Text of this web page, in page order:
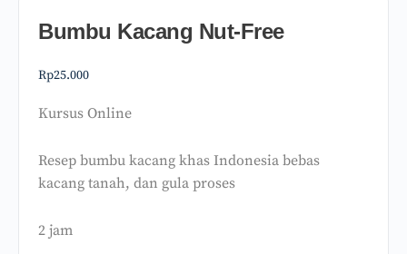
Bumbu Kacang Nut-Free
Rp25.000
Kursus Online
Resep bumbu kacang khas Indonesia bebas
kacang tanah, dan gula proses
2 jam